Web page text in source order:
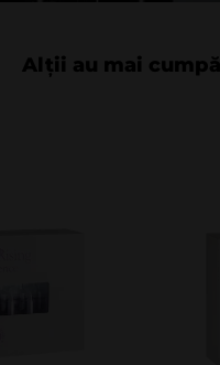
Alții au mai